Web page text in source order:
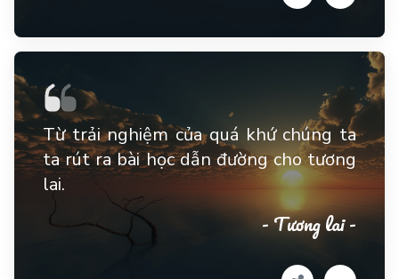
Từ trải nghiệm của quá khứ chúng ta
ta rút ra bài học dẫn đường cho tương
lai.
- Tương lai -